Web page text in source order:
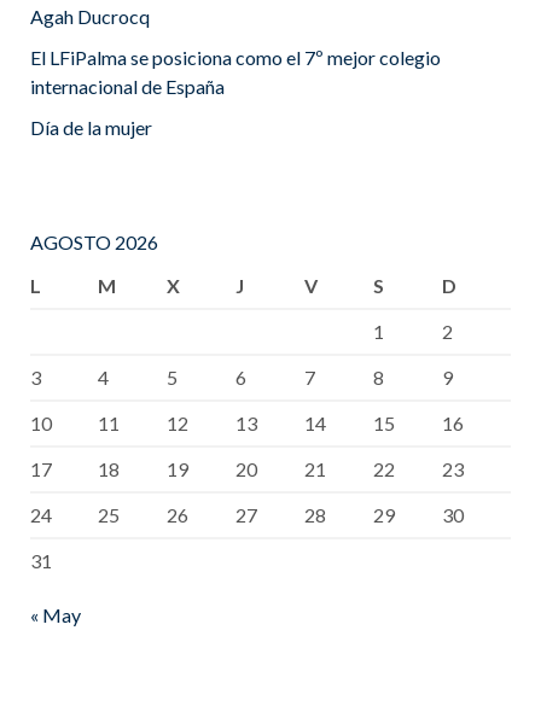
Agah Ducrocq
El LFiPalma se posiciona como el 7º mejor colegio
internacional de España
Día de la mujer
AGOSTO 2026
L
M X J V S
D
1
2
3
4 5 6 7 8
9
10
11 12 13 14 15
16
17
18 19 20 21 22
23
24
25 26 27 28 29
30
31
« May